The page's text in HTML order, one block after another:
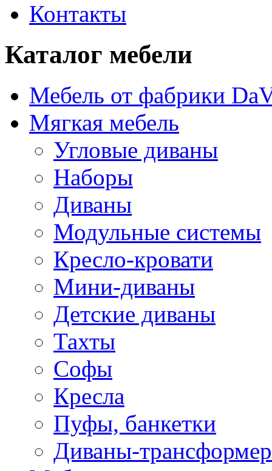
Контакты
Каталог мебели
Мебель от фабрики
Мягкая мебель
Угловые диваны
Наборы
Диваны
Модульные системы
Кресло-кровати
Мини-диваны
Детские диваны
Тахты
Софы
Кресла
Пуфы, банкетки
Диваны-